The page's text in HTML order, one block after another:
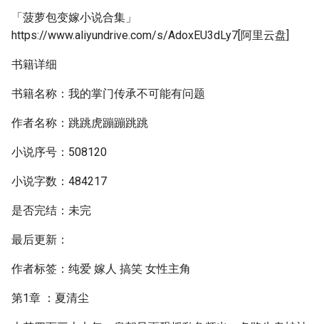
「菠萝包变嫁小说合集」
https://www.aliyundrive.com/s/AdoxEU3dLy7[阿里云盘]
书籍详细
书籍名称：我的掌门传承不可能有问题
作者名称：跳跳虎蹦蹦跳跳
小说序号：508120
小说字数：484217
是否完结：未完
最后更新：
作者标签：纯爱 嫁人 搞笑 女性主角
第1章 ：夏清尘